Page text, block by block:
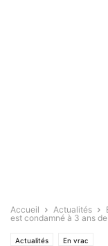
Accueil Actualités
est condamné à 3 ans
Actualités En vrac